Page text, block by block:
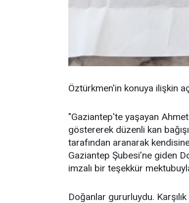
Öztürkmen'in konuya ilişkin
"Gaziantep'te yaşayan
göstererek düzenli kan
tarafından aranarak
Gaziantep Şubesi’ne giden
imzalı bir teşekkür
Doğanlar gururluydu.